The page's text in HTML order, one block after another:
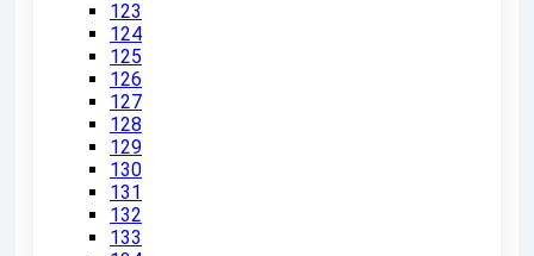
123
124
125
126
127
128
129
130
131
132
133